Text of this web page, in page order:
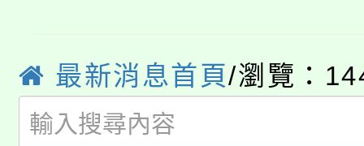
生本土語及新住民語歌
公告本校115學年度第
代理(課)教師甄選結果(
公告本校115學年度第
最新消息首頁/瀏覽：